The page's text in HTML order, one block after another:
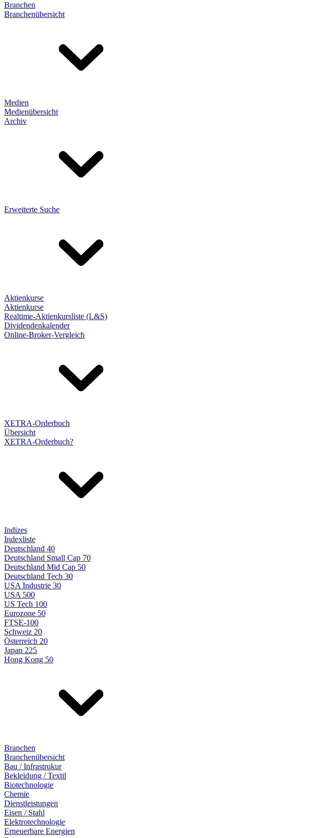
Branchen
Branchenübersicht
Medien
Medienübersicht
Archiv
Erweiterte Suche
Aktienkurse
Aktienkurse
Realtime-Aktienkursliste (L&S)
Dividendenkalender
Online-Broker-Vergleich
XETRA-Orderbuch
Übersicht
XETRA-Orderbuch?
Indizes
Indexliste
Deutschland 40
Deutschland Small Cap 70
Deutschland Mid Cap 50
Deutschland Tech 30
USA Industrie 30
USA 500
US Tech 100
Eurozone 50
FTSE-100
Schweiz 20
Österreich 20
Japan 225
Hong Kong 50
Branchen
Branchenübersicht
Bau / Infrastrukur
Bekleidung / Textil
Biotechnologie
Chemie
Dienstleistungen
Eisen / Stahl
Elektrotechnologie
Erneuerbare Energien